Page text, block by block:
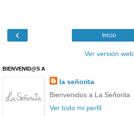
‹ Inicio
Ver versión web
BIENVENID@S A
la señorita
Bienvenidos a La Señorita
Ver todo mi perfil